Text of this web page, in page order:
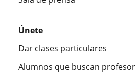
Únete
Dar clases particulares
Alumnos que buscan profesor